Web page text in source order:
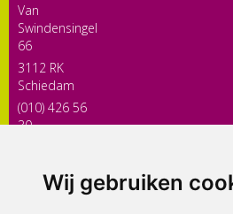
Wij gebruiken
Van
Swindensingel
66
3112 RK
Schiedam
(010) 426 56
30
ONDERDEEL